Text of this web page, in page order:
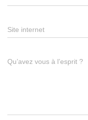
Site internet
Qu’avez vous à l’esprit ?